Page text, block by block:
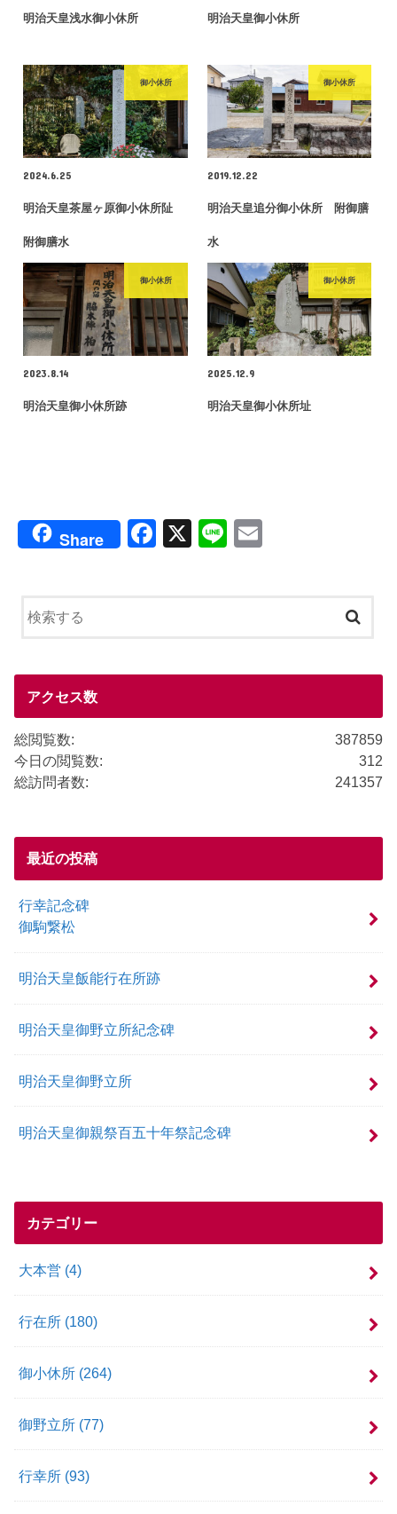
明治天皇浅水御小休所 明治天皇御小休所
御小休所
2024.6.25
明治天皇茶屋ヶ原御小休所阯
附御膳水
御小休所
2019.12.22
明治天皇追分御小休所 附御膳
水
御小休所
2023.8.14
明治天皇御小休所跡
御小休所
2025.12.9
明治天皇御小休所址
Share
F
o
X
Li
アクセス数
387859
総閲覧数:
312
今日の閲覧数:
241357
総訪問者数:
最近の投稿
行幸記念碑
御駒繋松
明治天皇飯能行在所跡
明治天皇御野立所紀念碑
明治天皇御野立所
明治天皇御親祭百五十年祭記念碑
カテゴリー
大本営 (4)
行在所 (180)
御小休所 (264)
御野立所 (77)
行幸所 (93)